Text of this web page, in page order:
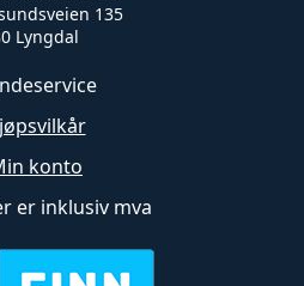
135
Lyngdal
konto
er inklusiv mva